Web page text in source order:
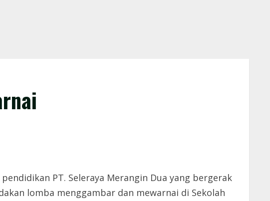
PT. Seleraya Merangin Dua yang bergerak
lomba menggambar dan mewarnai di Sekolah